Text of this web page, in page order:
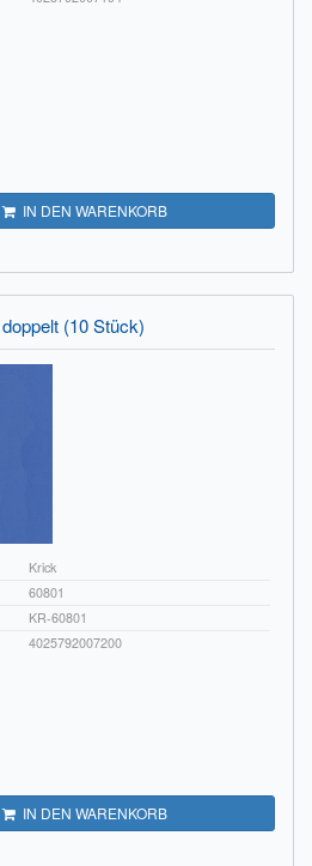
IN DEN WARENKORB
(10 Stück)
Krick
60801
KR-60801
4025792007200
IN DEN WARENKORB